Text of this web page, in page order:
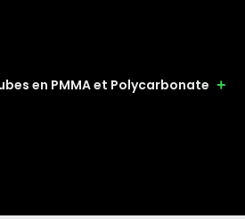
en PMMA et Polycarbonate